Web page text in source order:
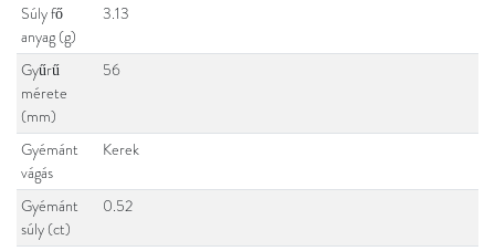
Súly fő
anyag (g)
3.13
Gyűrű
mérete
(mm)
56
Gyémánt
vágás
Kerek
Gyémánt
súly (ct)
0.52